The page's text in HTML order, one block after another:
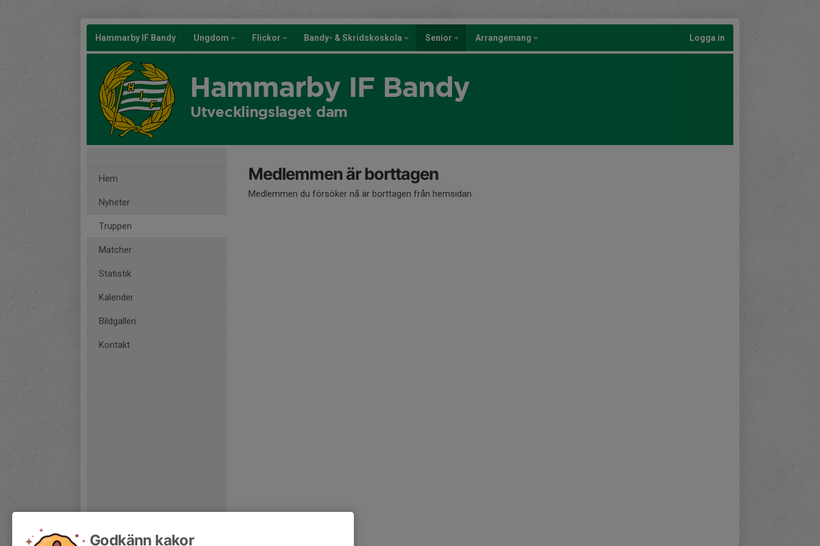
Hammarby IF Bandy Ungdom Flickor Bandy- & Skridskoskola Senior Arrangemang Logga in
Hammarby IF Bandy
Utvecklingslaget dam
Hem
Nyheter
Truppen
Matcher
Statistik
Kalender
Bildgalleri
Kontakt
Medlemmen är borttagen
Medlemmen du försöker nå är borttagen från hemsidan.
Godkänn kakor